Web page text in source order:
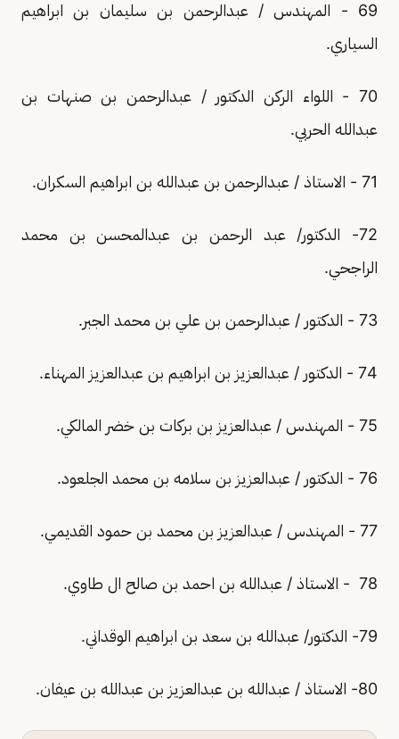
69 - المهندس / عبدالرحمن بن سليمان بن ابراهيم
السياري.
70 - اللواء الركن الدكتور / عبدالرحمن بن صنهات بن
عبدالله الحربي.
71 - الاستاذ / عبدالرحمن بن عبدالله بن ابراهيم السكران.
72- الدكتور/ عبد الرحمن بن عبدالمحسن بن محمد
الراجحي.
73 - الدكتور / عبدالرحمن بن علي بن محمد الجبر.
74 - الدكتور / عبدالعزيز بن ابراهيم بن عبدالعزيز المهناء.
75 - المهندس / عبدالعزيز بن بركات بن خضر المالكي.
76 - الدكتور / عبدالعزيز بن سلامه بن محمد الجلعود.
77 - المهندس / عبدالعزيز بن محمد بن حمود القديمي.
78 - الاستاذ / عبدالله بن احمد بن صالح ال طاوي.
79- الدكتور/ عبدالله بن سعد بن ابراهيم الوقداني.
80- الاستاذ / عبدالله بن عبدالعزيز بن عبدالله بن عيفان.